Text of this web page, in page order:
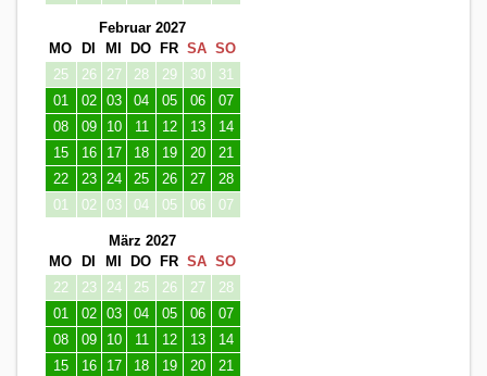
Februar 2027
MO
DI MI DO FR SA SO
25
26 27 28 29 30
31
01
02 03 04 05 06
07
08
09 10 11 12 13
14
15
16 17 18 19 20
21
22
23 24 25 26 27
28
01
02 03 04 05 06 07
März 2027
MO
DI MI DO FR SA SO
22
23 24 25 26 27
28
01
02 03 04 05 06
07
08
09 10 11 12 13
14
15
16 17 18 19 20
21